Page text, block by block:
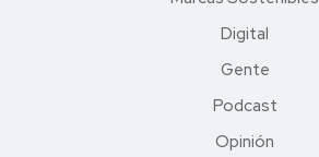
Digital
Gente
Podcast
Opinión